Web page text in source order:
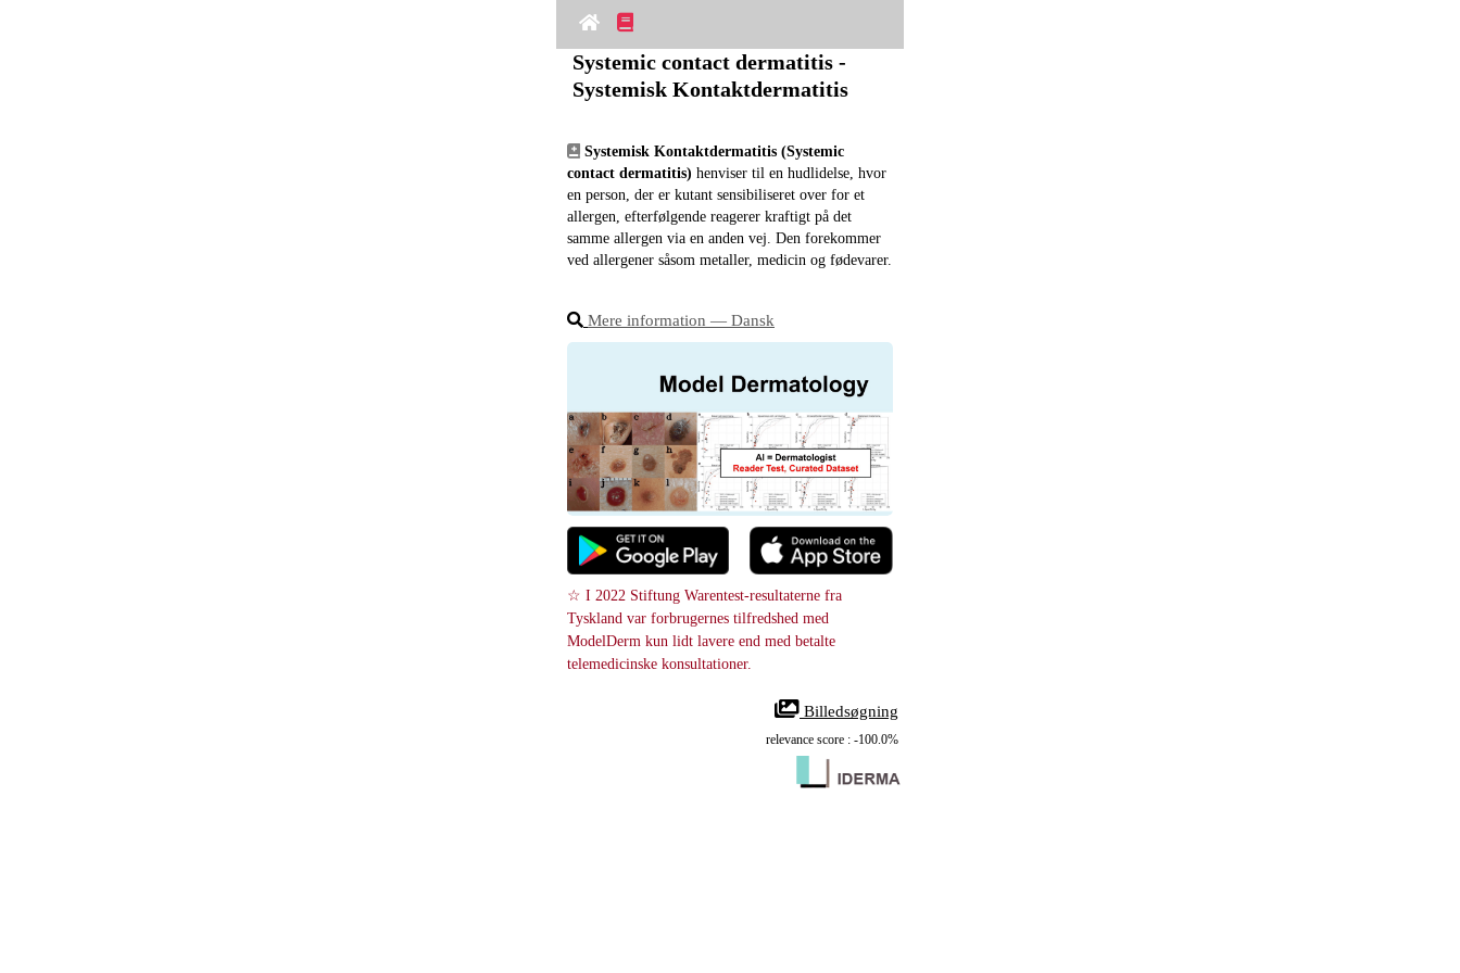
Systemic contact dermatitis -
Systemisk Kontaktdermatitis
Systemisk Kontaktdermatitis (Systemic
contact dermatitis) henviser til en hudlidelse, hvor
en person, der er kutant sensibiliseret over for et
allergen, efterfølgende reagerer kraftigt på det
samme allergen via en anden vej. Den forekommer
ved allergener såsom metaller, medicin og fødevarer.
Mere information ― Dansk
☆ I 2022 Stiftung Warentest-resultaterne fra
Tyskland var forbrugernes tilfredshed med
ModelDerm kun lidt lavere end med betalte
telemedicinske konsultationer.
Billedsøgning
relevance score : -100.0%